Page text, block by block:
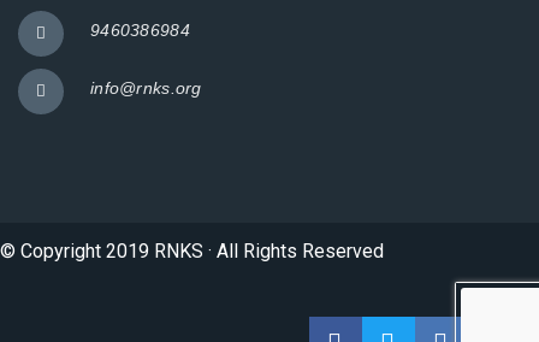
9460386984
info@rnks.org
© Copyright 2019 RNKS · All Rights Reserved